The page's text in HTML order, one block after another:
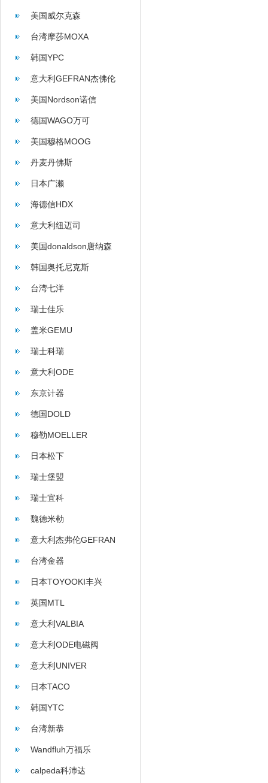
美国威尔克森
WILKERSON
台湾摩莎MOXA
韩国YPC
意大利GEFRAN杰佛伦
美国Nordson诺信
德国WAGO万可
美国穆格MOOG
丹麦丹佛斯
日本广濑
海德信HDX
意大利纽迈司
美国donaldson唐纳森
韩国奥托尼克斯
台湾七洋
瑞士佳乐
盖米GEMU
瑞士科瑞
意大利ODE
东京计器
德国DOLD
穆勒MOELLER
日本松下
瑞士堡盟
瑞士宜科
魏德米勒
意大利杰弗伦GEFRAN
台湾金器
日本TOYOOKI丰兴
英国MTL
意大利VALBIA
意大利ODE电磁阀
意大利UNIVER
日本TACO
韩国YTC
台湾新恭
Wandfluh万福乐
calpeda科沛达